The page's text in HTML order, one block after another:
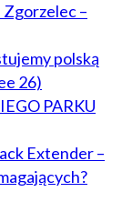
–
polską
26)
PARKU
Extender –